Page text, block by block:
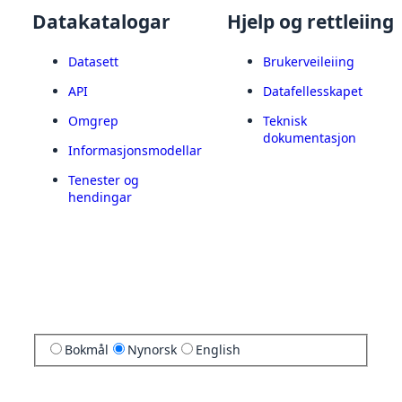
Datakatalogar
Datasett
API
Omgrep
Informasjonsmodellar
Tenester og
hendingar
Hjelp og rettleiing
Brukerveileiing
Datafellesskapet
Teknisk
dokumentasjon
Bokmål Nynorsk English